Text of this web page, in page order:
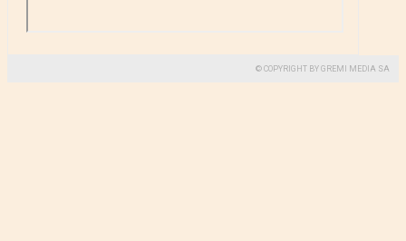
© COPYRIGHT BY GREMI MEDIA SA